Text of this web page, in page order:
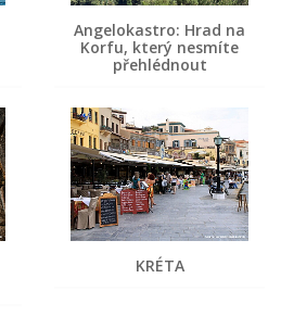
Angelokastro: Hrad na
Korfu, který nesmíte
přehlédnout
KRÉTA